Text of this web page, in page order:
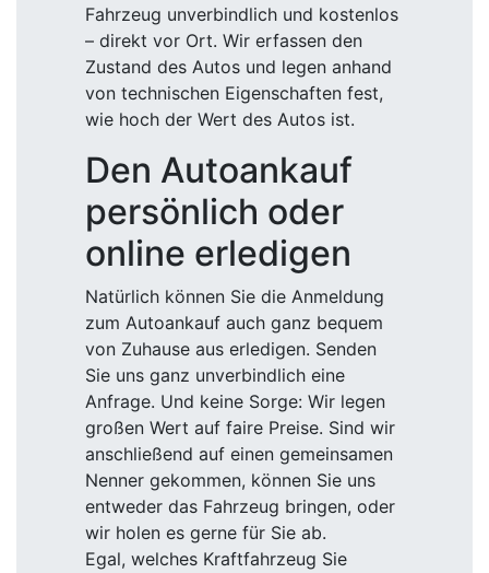
Fahrzeug unverbindlich und kostenlos
– direkt vor Ort. Wir erfassen den
Zustand des Autos und legen anhand
von technischen Eigenschaften fest,
wie hoch der Wert des Autos ist.
Den Autoankauf
persönlich oder
online erledigen
Natürlich können Sie die Anmeldung
zum Autoankauf auch ganz bequem
von Zuhause aus erledigen. Senden
Sie uns ganz unverbindlich eine
Anfrage. Und keine Sorge: Wir legen
großen Wert auf faire Preise. Sind wir
anschließend auf einen gemeinsamen
Nenner gekommen, können Sie uns
entweder das Fahrzeug bringen, oder
wir holen es gerne für Sie ab.
Egal, welches Kraftfahrzeug Sie